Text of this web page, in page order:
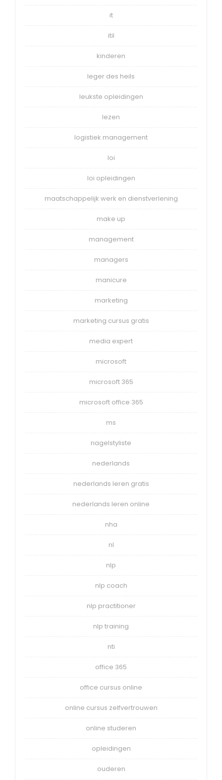
it
itil
kinderen
leger des heils
leukste opleidingen
lezen
logistiek management
loi
loi opleidingen
maatschappelijk werk en dienstverlening
make up
management
managers
manicure
marketing
marketing cursus gratis
media expert
microsoft
microsoft 365
microsoft office 365
ms
nagelstyliste
nederlands
nederlands leren gratis
nederlands leren online
nha
nl
nlp
nlp coach
nlp practitioner
nlp training
nti
office 365
office cursus online
online cursus zelfvertrouwen
online studeren
opleidingen
ouderen